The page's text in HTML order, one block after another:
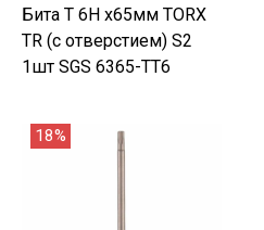
Бита T 6H х65мм TORX
TR (с отверстием) S2
1шт SGS 6365-TT6
18%